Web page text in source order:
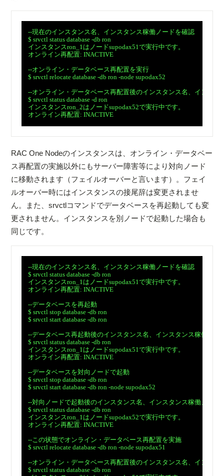
--現在のインスタンス名、インスタンス稼働ノードを確認
$ srvctl status database -db ron
インスタンスron_1はノードsupodax51で実行中です。
オンライン再配置: INACTIVE
--オンライン・データベース再配置を実行
$ srvctl relocate database -db ron -node supodax52
--オンライン・データベース再配置後のインスタンス名、インスタ
$ srvctl status database -d ron
インスタンスron_2はノードsupodax52で実行中です。
オンライン再配置: INACTIVE
RAC One Nodeのインスタンスは、オンライン・データベー
ス再配置の実施以外にもサーバー障害等により対向ノード
に移動されます（フェイルオーバーと言います）。フェイ
ルオーバー時にはインスタンスの接尾辞は変更されませ
ん。また、srvctlコマンドでデータベースを再起動しても変
更されません。インスタンスを別ノードで起動した場合も
同じです。
--現在のインスタンス名、インスタンス稼働ノードを確認
$ srvctl status database -db ron
インスタンスron_1はノードsupodax51で実行中です。
オンライン再配置: INACTIVE
--データベースを再起動
$ srvctl stop database -db ron
$ srvctl start database -db ron
--データベース再起動後のインスタンス名、インスタンス稼働ノー
$ srvctl status database -db ron
インスタンスron_1はノードsupodax51で実行中です。
オンライン再配置: INACTIVE
--データベースを対向ノードで起動
$ srvctl stop database -db ron
$ srvctl start database -db ron -node supodax52
--対向ノードで起動後のインスタンス名、インスタンス稼働ノード
$ srvctl status database -db ron
インスタンスron_1はノードsupodax52で実行中です。
オンライン再配置: INACTIVE
--この状態でオンライン・データベース再配置を実施
$ srvctl relocate database -db ron -node supodax51
--オンライン・データベース再配置後のインスタンス名、インスタ
$ srvctl status database -db ron